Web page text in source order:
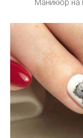
Маникюр на